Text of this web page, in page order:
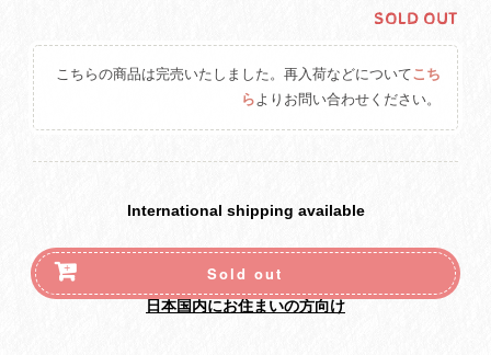
SOLD OUT
こちらの商品は完売いたしました。再入荷などについてこち
らよりお問い合わせください。
International shipping available
Sold out
日本国内にお住まいの方向け